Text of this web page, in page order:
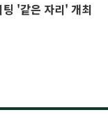
'같은 자리' 개최